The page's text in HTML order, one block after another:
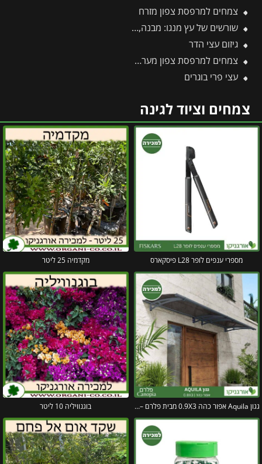
צמחים למרפסת צפון מזרח
שורשים של עץ מנגו: מבנה, עומק והסוד למערכת שורשים בריאה ויציבה
גיזום עצי הדר
צמחים למרפסת צפון מערבית
עצי פרי בוגרים
צמחים וציוד לגינה
מספרי ענפים לופר L28 פיסקארס מקדמיה 25 ליטר
גגון Aquila אפור כהה 0.9X3 מבית פלרם – Canopia בוגנוויליה 10 ליטר